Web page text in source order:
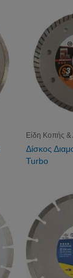
Είδη Κοπής &
Δίσκος
Turbo